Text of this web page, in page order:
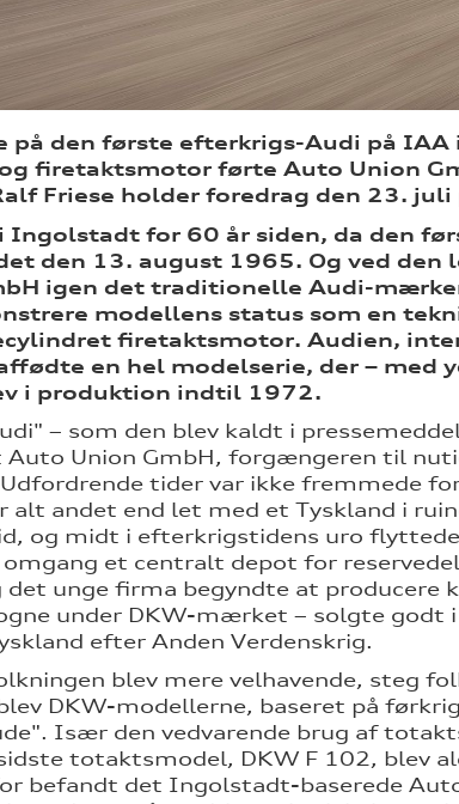
på den første efterkrigs-Audi på
firetaktsmotor førte Auto Union
Friese holder foredrag den 23. juli
Ingolstadt for 60 år siden, da den
den 13. august 1965. Og ved den
igen det traditionelle Audi-
modellens status som en
firetaktsmotor. Audien,
en hel modelserie, der –
i produktion indtil 1972.
– som den blev kaldt i
Union GmbH, forgængeren til
tider var ikke fremmede
alt andet end let med et Tyskland i
og midt i efterkrigstidens uro
et centralt depot for
det unge firma begyndte at producere
under DKW-mærket – solgte godt
efter Anden Verdenskrig.
blev mere velhavende, steg
DKW-modellerne, baseret på
Især den vedvarende brug af
totaktsmodel, DKW F 102, blev
befandt det Ingolstadt-baserede